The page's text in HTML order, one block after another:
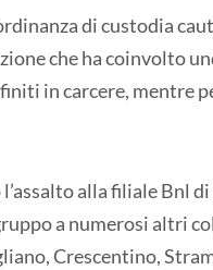
di custodia
che ha coinvolto
in carcere, mentre
alla filiale Bnl
a numerosi altri
Crescentino,